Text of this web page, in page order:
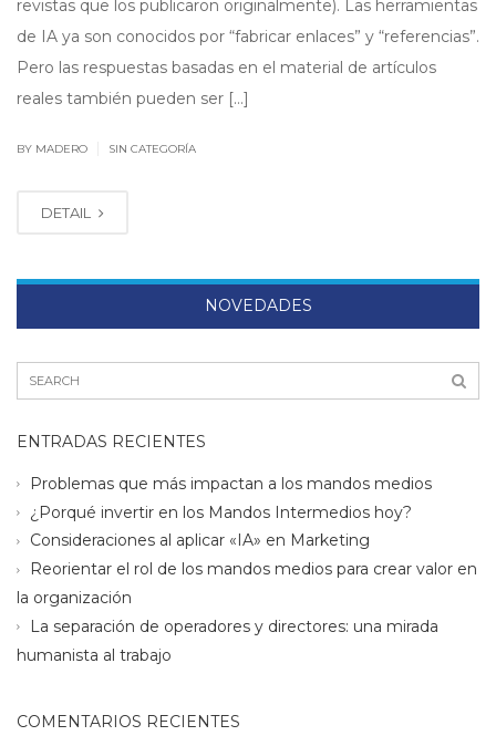
revistas que los publicaron originalmente). Las herramientas
de IA ya son conocidos por “fabricar enlaces” y “referencias”.
Pero las respuestas basadas en el material de artículos
reales también pueden ser […]
BY MADERO SIN CATEGORÍA
DETAIL
NOVEDADES
ENTRADAS RECIENTES
Problemas que más impactan a los mandos medios
¿Porqué invertir en los Mandos Intermedios hoy?
Consideraciones al aplicar «IA» en Marketing
Reorientar el rol de los mandos medios para crear valor en
la organización
La separación de operadores y directores: una mirada
humanista al trabajo
COMENTARIOS RECIENTES